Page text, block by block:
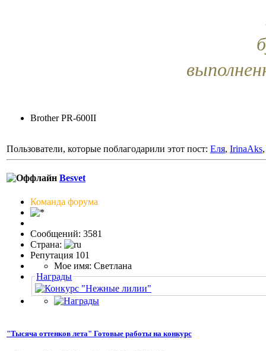
Brother PR-600II
Пользователи, которые поблагодарили этот пост: Еля, IrinaAks
Besvet
Команда форума
Сообщений: 3581
Страна:
Репутация 101
Мое имя: Светлана
Награды
"Тысяча оттенков лета" Готовые работы на конкурс